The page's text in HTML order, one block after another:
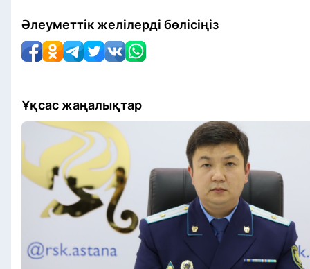
Әлеуметтік желілерді бөлісіңіз
Ұқсас жаңалықтар